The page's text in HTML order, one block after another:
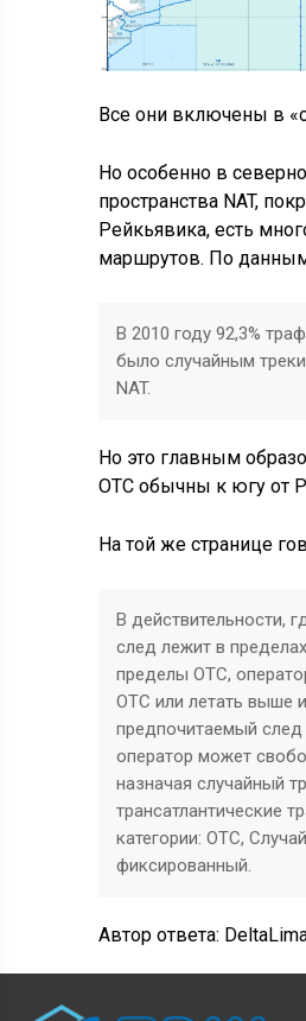
Все они включены в
Но особенно в
пространства NAT,
Рейкьявика, есть
маршрутов. По
В 2010 году 92,3%
было случайным
NAT.
Но это главным
ОТС обычны к югу
На той же странице
В действительности,
след лежит в
пределы ОТС,
ОТС или летать выше
предпочитаемый след
оператор может
назначая случайный
трансатлантические
категории: ОТС,
фиксированный.
Автор ответа: